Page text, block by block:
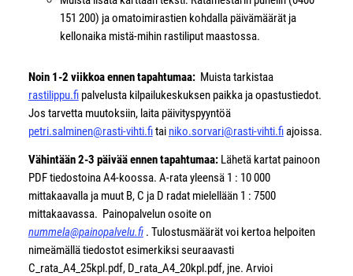
151 200) ja omatoimirastien kohdalla päivämäärät ja
kellonaika mistä-mihin rastiliput maastossa.
Noin 1-2 viikkoa ennen tapahtumaa: Muista tarkistaa
rastilippu.fipalvelusta kilpailukeskuksen paikka ja opastustiedot.
Jos tarvetta muutoksiin, laita päivityspyyntöä
petri.salminen@rasti-vihti.fitai niko.sorvari@rasti-vihti.fiajoissa.
Vähintään 2-3 päivää ennen tapahtumaa: Lähetä kartat painoon
PDF tiedostoina A4-koossa. A-rata yleensä 1 : 10 000
mittakaavalla ja muut B, C ja D radat mielellään 1 : 7500
mittakaavassa. Painopalvelun osoite on
nummela@painopalvelu.fi. Tulostusmäärät voi kertoa helpoiten
nimeämällä tiedostot esimerkiksi seuraavasti
C_rata_A4_25kpl.pdf, D_rata_A4_20kpl.pdf, jne. Arvioi